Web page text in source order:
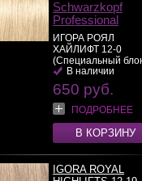
Паста
Пена
Пилинг
Schwarzkopf
Professional
ИГОРА РОЯЛ
ХАЙЛИФТ 12-0
(Специальный
натур...>>
В наличии
650 руб.
ПОДРОБНЕЕ
В КОРЗИНУ
IGORA ROYAL